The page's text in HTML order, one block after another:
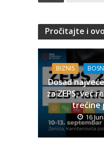
Pročitajte i
BIZNIS
Dosad
za ZEPS, već
trećine
16